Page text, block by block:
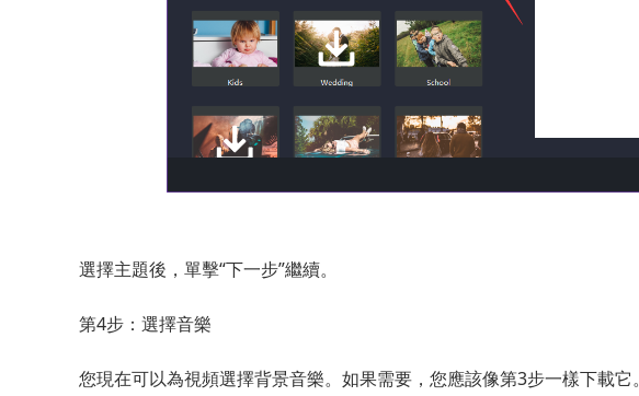
選擇主題後，單擊“下一步”繼續。
第4步：選擇音樂
您現在可以為視頻選擇背景音樂。如果需要，您應該像第3步一樣下載它。